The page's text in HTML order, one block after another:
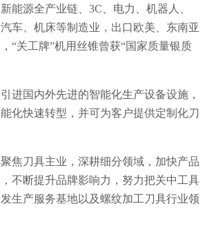
能源全产业链、3C、电力、机器人、
车、机床等制造业，出口欧美、东南亚
“关工牌”机用丝锥曾获“国家质量银质
进国内外先进的智能化生产设备设施，
化快速转型，并可为客户提供定制化刀
焦刀具主业，深耕细分领域，加快产品
不断提升品牌影响力，努力把关中工具
生产服务基地以及螺纹加工刀具行业领